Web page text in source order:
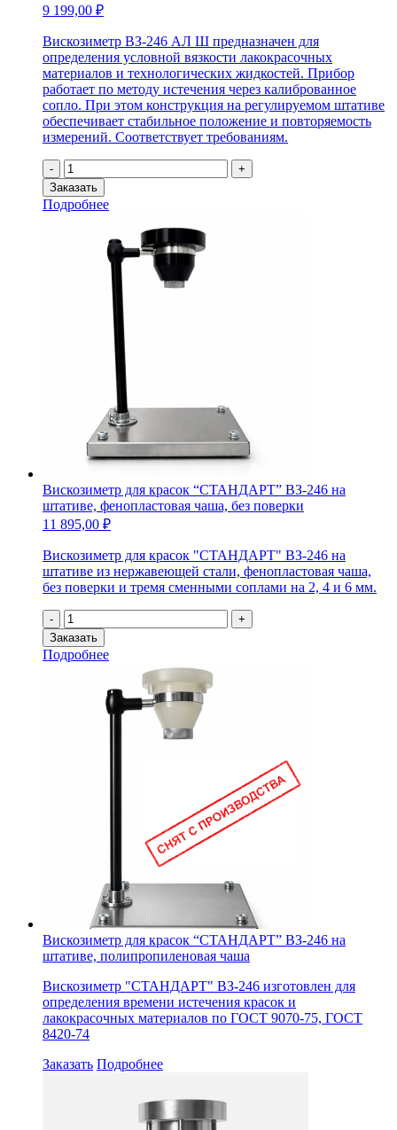
9 199,00 ₽
Вискозиметр ВЗ-246 АЛ Ш предназначен для
определения условной вязкости лакокрасочных
материалов и технологических жидкостей. Прибор
работает по методу истечения через калиброванное
сопло. При этом конструкция на регулируемом штативе
обеспечивает стабильное положение и повторяемость
измерений. Соответствует требованиям.
-
Количество
товара
Вискозиметр
ВЗ-246
определения
условной
вязкости
"СТАНДАРТ"
штативе,
алюминиевая
поверки)
+
Заказать
Подробнее
Вискозиметр для красок “СТАНДАРТ” ВЗ-246 на
штативе, фенопластовая чаша, без поверки
11 895,00 ₽
Вискозиметр для красок "СТАНДАРТ" ВЗ-246 на
штативе из нержавеющей стали, фенопластовая чаша,
без поверки и тремя сменными соплами на 2, 4 и 6 мм.
-
Количество
товара
Вискозиметр
для
"СТАНДАРТ"
+
Заказать
Подробнее
Вискозиметр для красок “СТАНДАРТ” ВЗ-246 на
штативе, полипропиленовая чаша
Вискозиметр "СТАНДАРТ" ВЗ-246 изготовлен для
определения времени истечения красок и
лакокрасочных материалов по ГОСТ 9070-75, ГОСТ
8420-74
Заказать Подробнее